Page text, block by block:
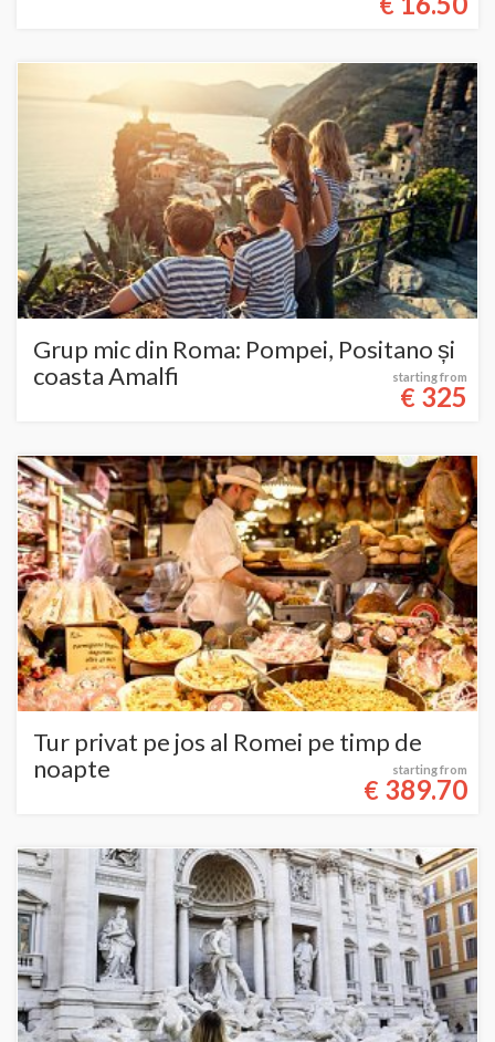
Grup mic din Roma: Pompei, Positano și
coasta Amalfi
starting from
€ 325
Tur privat pe jos al Romei pe timp de
noapte
starting from
€ 389.70